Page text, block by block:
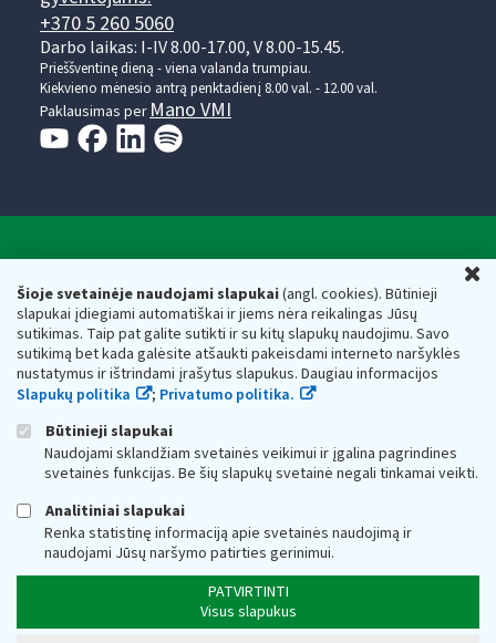
Šioje svetainėje naudojami slapukai(angl. cookies). Būtinieji
slapukai įdiegiami automatiškai ir jiems nėra reikalingas Jūsų
sutikimas. Taip pat galite sutikti ir su kitų slapukų naudojimu. Savo
sutikimą bet kada galėsite atšaukti pakeisdami interneto naršyklės
nustatymus ir ištrindami įrašytus slapukus. Daugiau informacijos
Slapukų politika
; Privatumo politika.
Būtinieji slapukai
Naudojami sklandžiam svetainės veikimui ir įgalina pagrindines
svetainės funkcijas. Be šių slapukų svetainė negali tinkamai veikti.
Analitiniai slapukai
Renka statistinę informaciją apie svetainės naudojimą ir
naudojami Jūsų naršymo patirties gerinimui.
PATVIRTINTI
Visus slapukus
+370 5 260 5060
Darbo laikas: I-IV 8.00-17.00, V 8.00-15.45.
Prieššventinę dieną - viena valanda trumpiau.
Kiekvieno mėnesio antrą penktadienį 8.00 val. - 12.00 val.
Paklausimas per Mano VMI
Respublikos finansų ministerijos
Biudžetinė įstaiga. Juridinio asmens kodas — 188659752,
adresas: Vasario 16-osios g. 14, 01107 Vilnius, Lietuva, el.paštas:
vmi@vmi.lt, E. pristatymo dėžutės adresas 188659752
Duomenys apie Valstybinę mokesčių inspekciją prie Lietuvos
Respublikos finansų ministerijos kaupiami ir saugomi Juridinių